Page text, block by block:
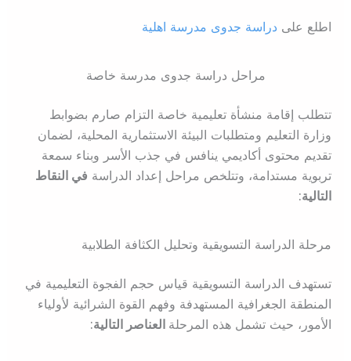
اطلع على دراسة جدوى مدرسة اهلية
مراحل دراسة جدوى مدرسة خاصة
تتطلب إقامة منشأة تعليمية خاصة التزام صارم بضوابط
وزارة التعليم ومتطلبات البيئة الاستثمارية المحلية، لضمان
تقديم محتوى أكاديمي ينافس في جذب الأسر وبناء سمعة
تربوية مستدامة، وتتلخص مراحل إعداد الدراسة في النقاط
التالية:
مرحلة الدراسة التسويقية وتحليل الكثافة الطلابية
تستهدف الدراسة التسويقية قياس حجم الفجوة التعليمية في
المنطقة الجغرافية المستهدفة وفهم القوة الشرائية لأولياء
الأمور، حيث تشمل هذه المرحلةالعناصر التالية: